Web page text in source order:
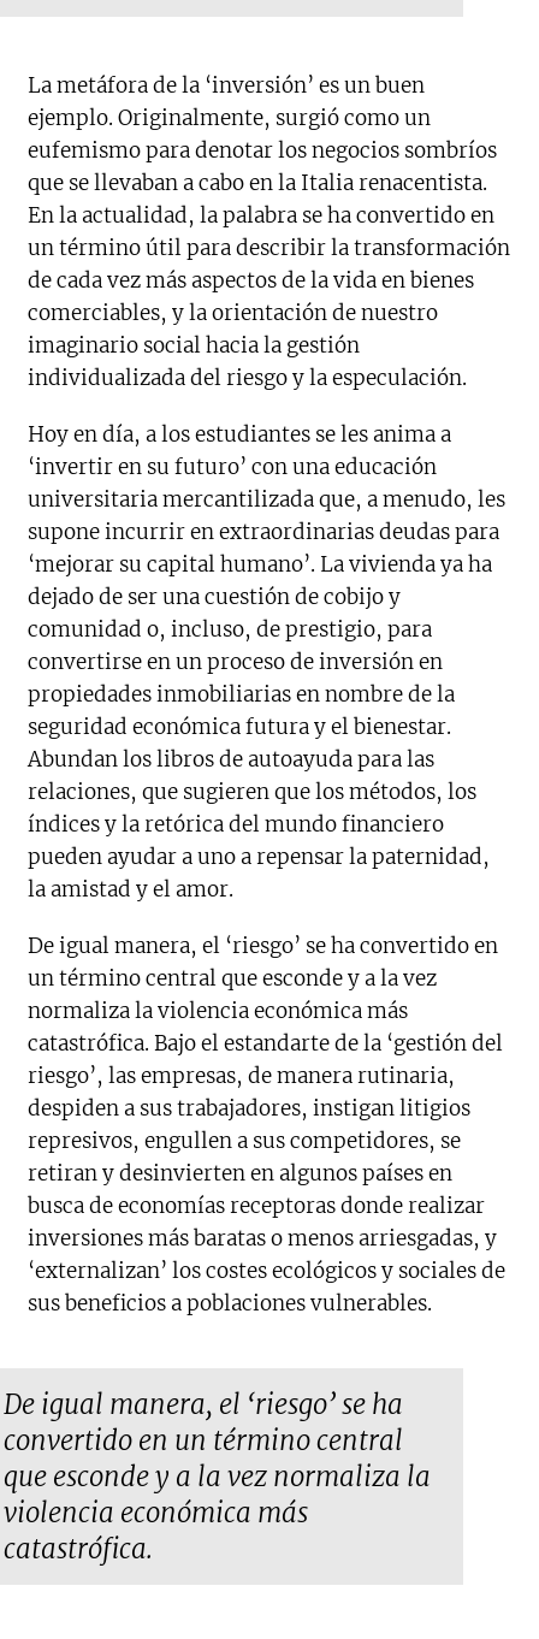
La metáfora de la ‘inversión’ es un buen
ejemplo. Originalmente, surgió como un
eufemismo para denotar los negocios sombríos
que se llevaban a cabo en la Italia renacentista.
En la actualidad, la palabra se ha convertido en
un término útil para describir la transformación
de cada vez más aspectos de la vida en bienes
comerciables, y la orientación de nuestro
imaginario social hacia la gestión
individualizada del riesgo y la especulación.
Hoy en día, a los estudiantes se les anima a
‘invertir en su futuro’ con una educación
universitaria mercantilizada que, a menudo, les
supone incurrir en extraordinarias deudas para
‘mejorar su capital humano’. La vivienda ya ha
dejado de ser una cuestión de cobijo y
comunidad o, incluso, de prestigio, para
convertirse en un proceso de inversión en
propiedades inmobiliarias en nombre de la
seguridad económica futura y el bienestar.
Abundan los libros de autoayuda para las
relaciones, que sugieren que los métodos, los
índices y la retórica del mundo financiero
pueden ayudar a uno a repensar la paternidad,
la amistad y el amor.
De igual manera, el ‘riesgo’ se ha convertido en
un término central que esconde y a la vez
normaliza la violencia económica más
catastrófica. Bajo el estandarte de la ‘gestión del
riesgo’, las empresas, de manera rutinaria,
despiden a sus trabajadores, instigan litigios
represivos, engullen a sus competidores, se
retiran y desinvierten en algunos países en
busca de economías receptoras donde realizar
inversiones más baratas o menos arriesgadas, y
‘externalizan’ los costes ecológicos y sociales de
sus beneficios a poblaciones vulnerables.
De igual manera, el ‘riesgo’ se ha
convertido en un término central
que esconde y a la vez normaliza la
violencia económica más
catastrófica.